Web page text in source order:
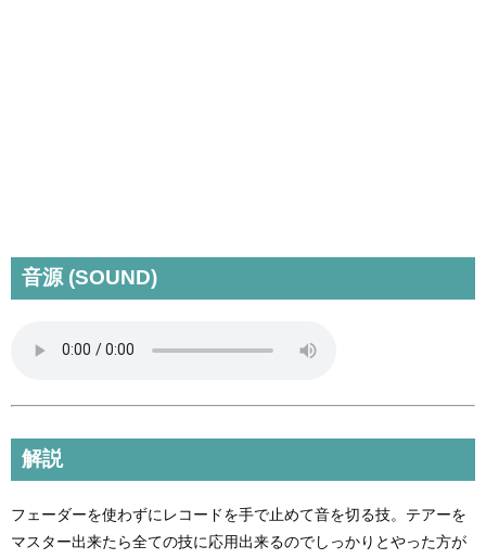
音源 (SOUND)
解説
フェーダーを使わずにレコードを手で止めて音を切る技。テアーを
マスター出来たら全ての技に応用出来るのでしっかりとやった方が